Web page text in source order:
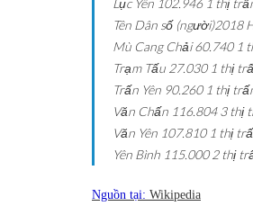
Lục Yên 102.946 1 thị
Tên Dân số (người)2018
Mù Cang Chải 60.740 1
Trạm Tấu 27.030 1 thị
Trấn Yên 90.260 1 thị
Văn Chấn 116.804 3 thị
Văn Yên 107.810 1 thị
Yên Bình 115.000 2 thị
Nguồn tại: Wikipedia